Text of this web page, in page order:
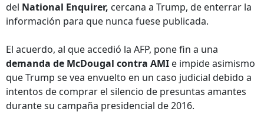
del National Enquirer, cercana a Trump, de enterrar la
información para que nunca fuese publicada.
El acuerdo, al que accedió la AFP, pone fin a una
demanda de McDougal contra AMI e impide asimismo
que Trump se vea envuelto en un caso judicial debido a
intentos de comprar el silencio de presuntas amantes
durante su campaña presidencial de 2016.